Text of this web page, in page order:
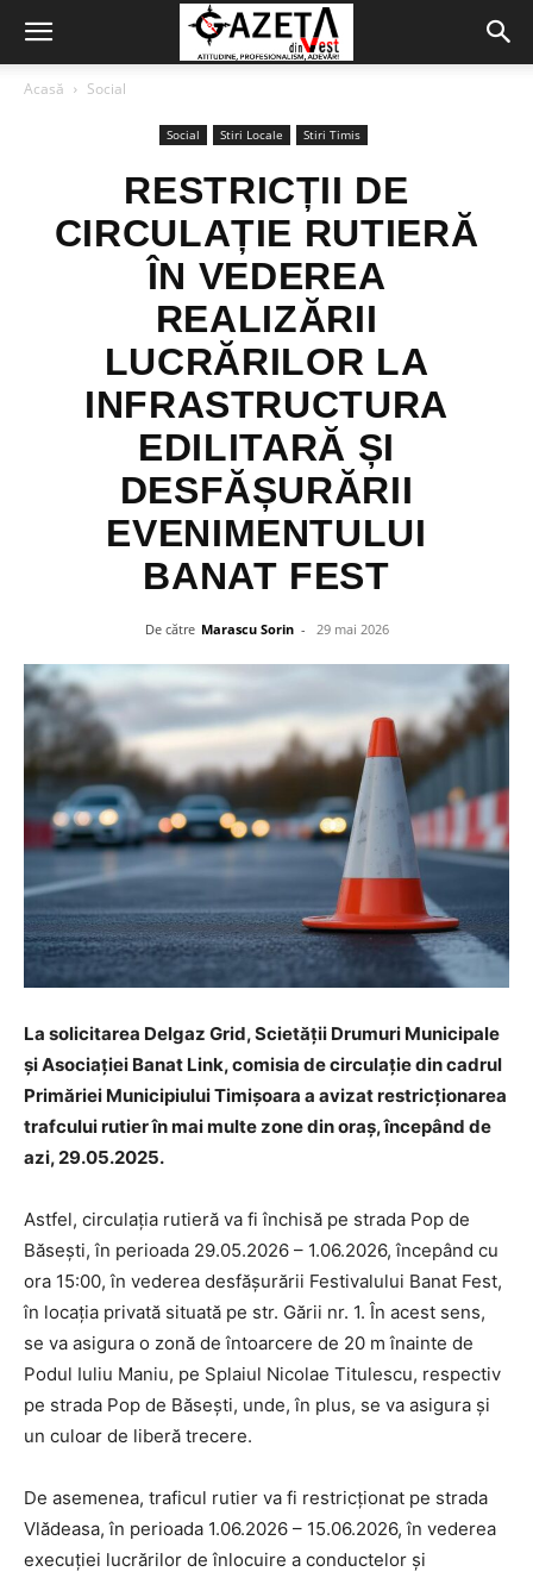
Acasă Social
Social Stiri Locale Stiri Timis
RESTRICȚII DE
CIRCULAȚIE RUTIERĂ
ÎN VEDEREA
REALIZĂRII
LUCRĂRILOR LA
INFRASTRUCTURA
EDILITARĂ ȘI
DESFĂȘURĂRII
EVENIMENTULUI
BANAT FEST
De către Marascu Sorin - 29 mai 2026
La solicitarea Delgaz Grid, Scietății Drumuri Municipale
și Asociației Banat Link, comisia de circulație din cadrul
Primăriei Municipiului Timișoara a avizat restricționarea
trafcului rutier în mai multe zone din oraș, începând de
azi, 29.05.2025.
Astfel, circulația rutieră va fi închisă pe strada Pop de
Băsești, în perioada 29.05.2026 – 1.06.2026, începând cu
ora 15:00, în vederea desfășurării Festivalului Banat Fest,
în locația privată situată pe str. Gării nr. 1. În acest sens,
se va asigura o zonă de întoarcere de 20 m înainte de
Podul Iuliu Maniu, pe Splaiul Nicolae Titulescu, respectiv
pe strada Pop de Băsești, unde, în plus, se va asigura și
un culoar de liberă trecere.
De asemenea, traficul rutier va fi restricționat pe strada
Vlădeasa, în perioada 1.06.2026 – 15.06.2026, în vederea
execuției lucrărilor de înlocuire a conductelor și